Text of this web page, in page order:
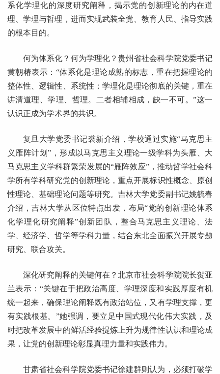
系化学理化的深度研究阐释，揭示党的创新理论的内在道
理、学理与哲理，进而实现武装全党、教育人民、指导实践
的根本目的。
何为体系化？何为学理化？贵州省社会科学院党委书记
黄朝椿表示：“体系化是理论成熟的标志，重在把握理论的
整体性、逻辑性、系统性；学理化是理论彻底的关键，重在
讲清道理、学理、哲理。二者相辅相成，缺一不可。”这一
认识正成为学术界的共识。
复旦大学党委书记裘新介绍，学校通过实施“马克思主
义雁阵计划”，形成以马克思主义理论一级学科为头雁、大
马克思主义学科群繁荣发展的“雁阵效应”，推动哲学社会科
学所有学科研究党的创新理论，重点开展标识性概念、原创
性理论、基础理论问题等研究。吉林大学党委副书记姚毓春
介绍，吉林大学从区位特点出发，布局“党的创新理论体系
化学理化研究阐释”创新团队，整合马克思主义理论、法
学、经济学、哲学等学科力量，结合东北全面振兴开展专题
研究、联合攻关。
深化研究阐释的关键何在？北京市社会科学院院长贺亚
兰表示：“关键在于把政治高度、学理深度和实践厚度有机
统一起来，确保理论阐释既有政治站位，又有学理支撑，更
有实践根基。”她强调，要立足中国式现代化伟大实践，及
时把改革发展中的鲜活经验提炼上升为规律性认识和理论成
果，让党的创新理论彰显真理力量和实践伟力。
甘肃省社会科学院党委书记徐建群则认为，必须打破学